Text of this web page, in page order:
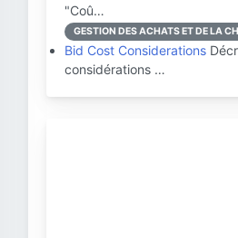
"Coû…
GESTION DES ACHATS ET DE LA
Bid Cost Considerations
considérations …